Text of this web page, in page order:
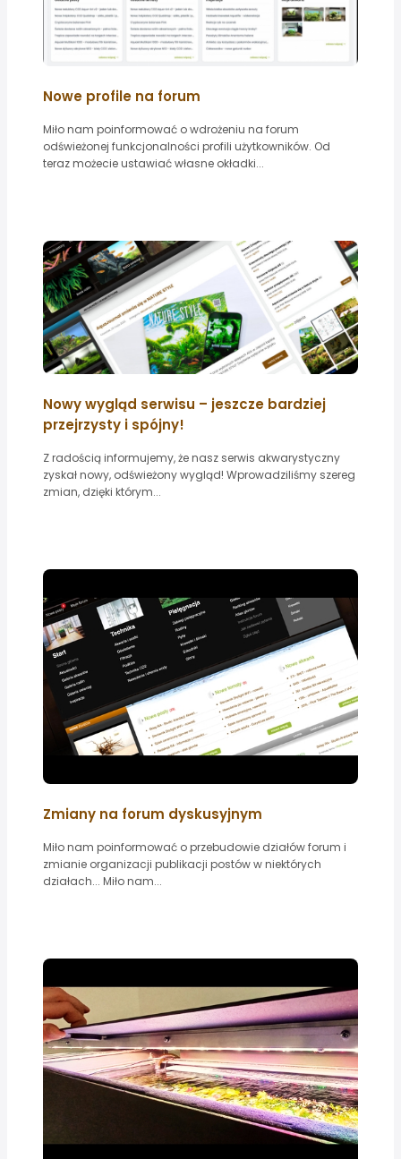
Nowe profile na forum
Miło nam poinformować o wdrożeniu na forum
odświeżonej funkcjonalności profili użytkowników. Od
teraz możecie ustawiać własne okładki...
Nowy wygląd serwisu – jeszcze bardziej
przejrzysty i spójny!
Z radością informujemy, że nasz serwis akwarystyczny
zyskał nowy, odświeżony wygląd! Wprowadziliśmy szereg
zmian, dzięki którym...
Zmiany na forum dyskusyjnym
Miło nam poinformować o przebudowie działów forum i
zmianie organizacji publikacji postów w niektórych
działach... Miło nam...